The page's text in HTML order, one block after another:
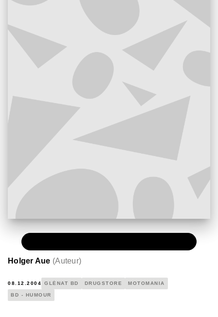
Holger Aue (Auteur)
08.12.2004 GLÉNAT BD DRUGSTORE MOTOMANIA
BD - HUMOUR